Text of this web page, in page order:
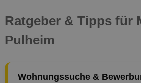
Ratgeber & Tipps für
Pulheim
Wohnungssuche &